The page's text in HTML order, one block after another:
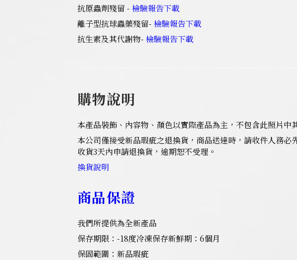
抗原蟲劑殘留 - 檢驗報告下載
離子型抗球蟲藥殘留- 檢驗報告下載
抗生素及其代謝物- 檢驗報告下載
購物說明
本產品裝飾、內容物、顏色以實際產品為主，不包含此照片中
本公司僅接受新品瑕疵之退換貨，商品送達時，請收件人務
收貨3天內申請退換貨，逾期恕不受理。
換貨說明
商品保證
我們所提供為全新產品
保存期限：-18度冷凍保存新鮮期：6個月
保固範圍：新品瑕疵